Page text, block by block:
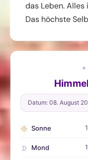
das Leben.
Das höchste
✦
Datum: 08. August
Sonne
Mond